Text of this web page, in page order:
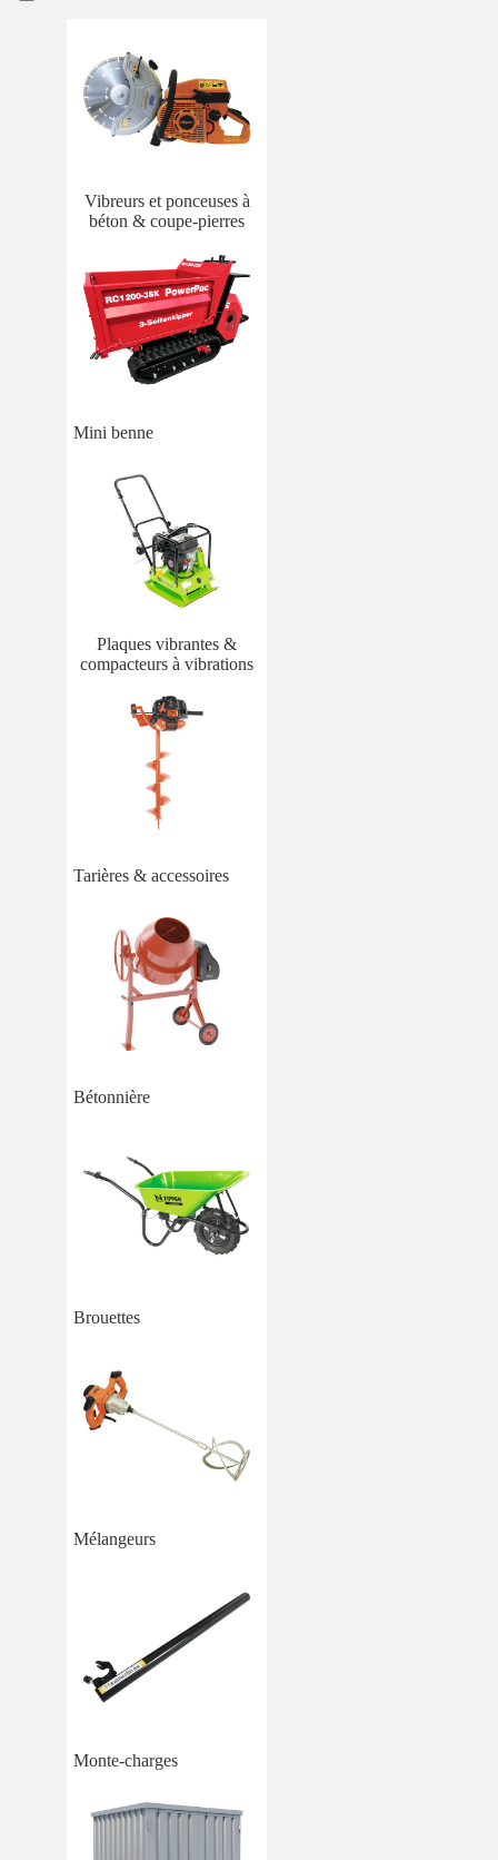
Vibreurs et ponceuses à
béton & coupe-pierres
Mini benne
Plaques vibrantes &
compacteurs à vibrations
Tarières & accessoires
Bétonnière
Brouettes
Mélangeurs
Monte-charges